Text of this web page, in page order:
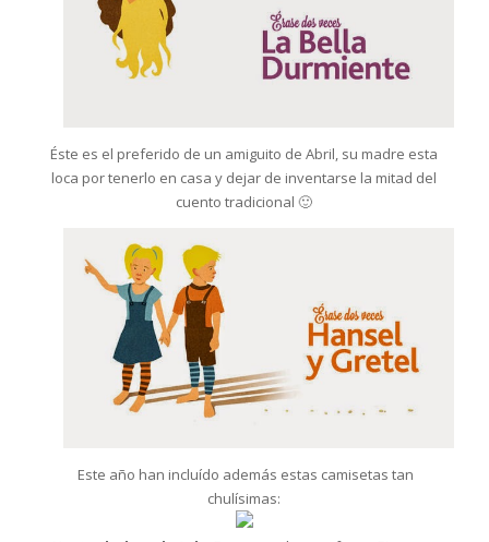
Éste es el preferido de un amiguito de Abril, su madre esta
loca por tenerlo en casa y dejar de inventarse la mitad del
cuento tradicional 🙂
Este año han incluído además estas camisetas tan
chulísimas: